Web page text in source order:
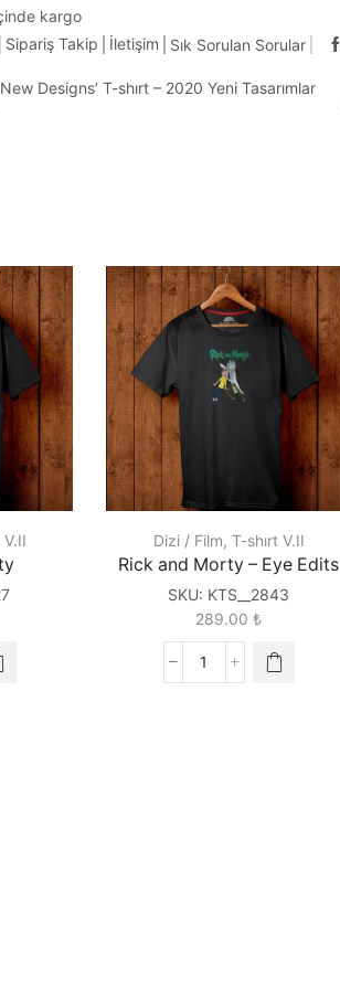
kargo
Sipariş Takip İletişim Sık Sorulan Sorular
Designs’ T-shırt – 2020 Yeni Tasarımlar
V.II Dizi / Film, T-shırt V.II
Rick and Morty – Eye Edits
SKU: KTS__2843
289.00 ₺
Rick